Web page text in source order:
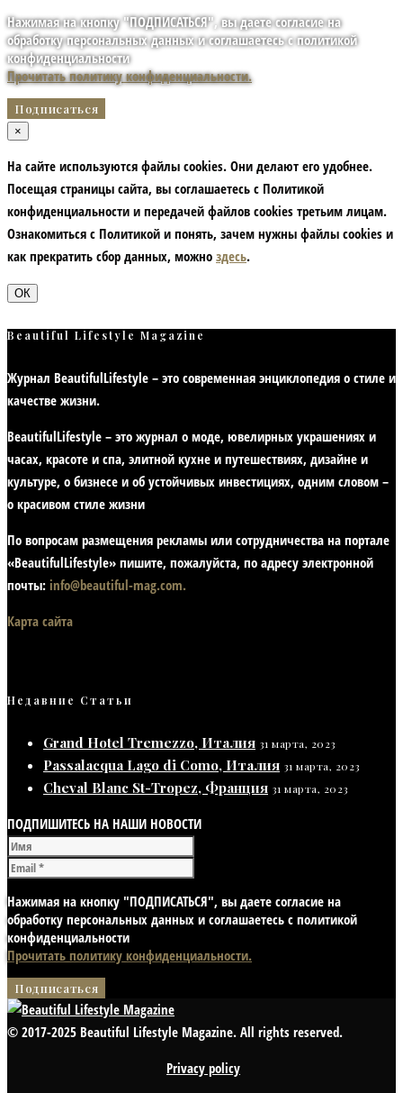
Нажимая на кнопку "ПОДПИСАТЬСЯ", вы даете согласие на
обработку персональных данных и соглашаетесь с политикой
конфиденциальности
Прочитать политику конфиденциальности.
×
На сайте используются файлы cookies. Они делают его удобнее.
Посещая страницы сайта, вы соглашаетесь с Политикой
конфиденциальности и передачей файлов cookies третьим лицам.
Ознакомиться с Политикой и понять, зачем нужны файлы сookies и
как прекратить сбор данных, можно здесь.
ОК
Beautiful Lifestyle Magazine
Журнал BeautifulLifestyle – это современная энциклопедия о стиле и
качестве жизни.
BeautifulLifestyle – это журнал о моде, ювелирных украшениях и
часах, красоте и спа, элитной кухне и путешествиях, дизайне и
культуре, о бизнесе и об устойчивых инвестициях, одним словом –
о красивом стиле жизни
По вопросам размещения рекламы или сотрудничества на портале
«BeautifulLifestyle» пишите, пожалуйста, по адресу электронной
почты: info@beautiful-mag.com.
Карта сайта
Недавние Статьи
Grand Hotel Tremezzo, Италия 31 марта, 2023
Passalacqua Lago di Como, Италия 31 марта, 2023
Cheval Blanc St-Tropez, Франция 31 марта, 2023
ПОДПИШИТЕСЬ НА НАШИ НОВОСТИ
Нажимая на кнопку "ПОДПИСАТЬСЯ", вы даете согласие на
обработку персональных данных и соглашаетесь с политикой
конфиденциальности
Прочитать политику конфиденциальности.
© 2017-2025 Beautiful Lifestyle Magazine. All rights reserved.
Privacy policy